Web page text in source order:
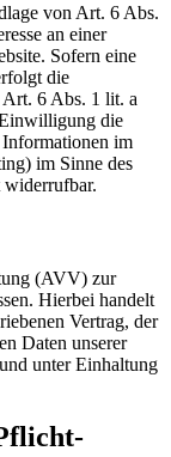
von Art. 6 Abs.
an einer
Sofern eine
die
6 Abs. 1 lit. a
die
im
im Sinne des
(AVV) zur
Hierbei handelt
Vertrag, der
Daten unserer
unter Einhaltung